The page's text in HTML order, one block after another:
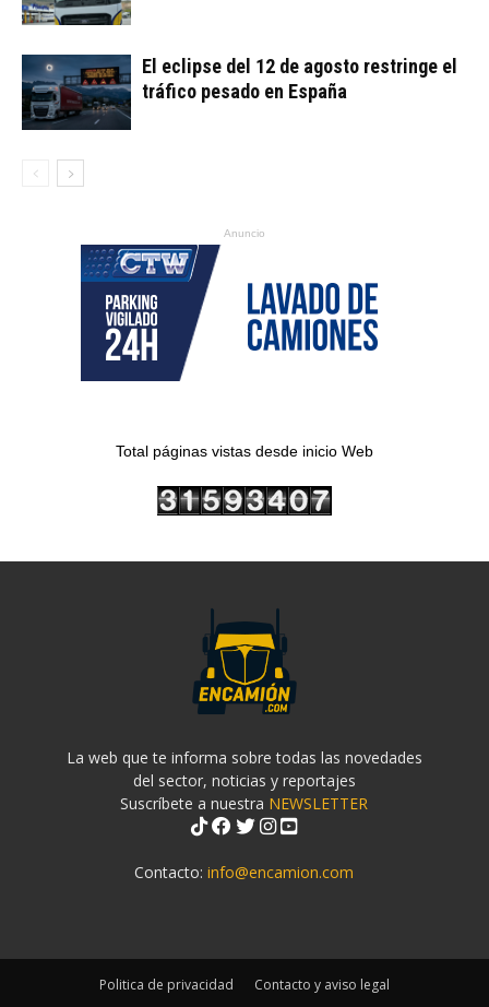
El eclipse del 12 de agosto restringe el
tráfico pesado en España
Anuncio
Total páginas vistas desde inicio Web
La web que te informa sobre todas las novedades
del sector, noticias y reportajes
Suscríbete a nuestra NEWSLETTER
Contacto:info@encamion.com
Politica de privacidad Contacto y aviso legal